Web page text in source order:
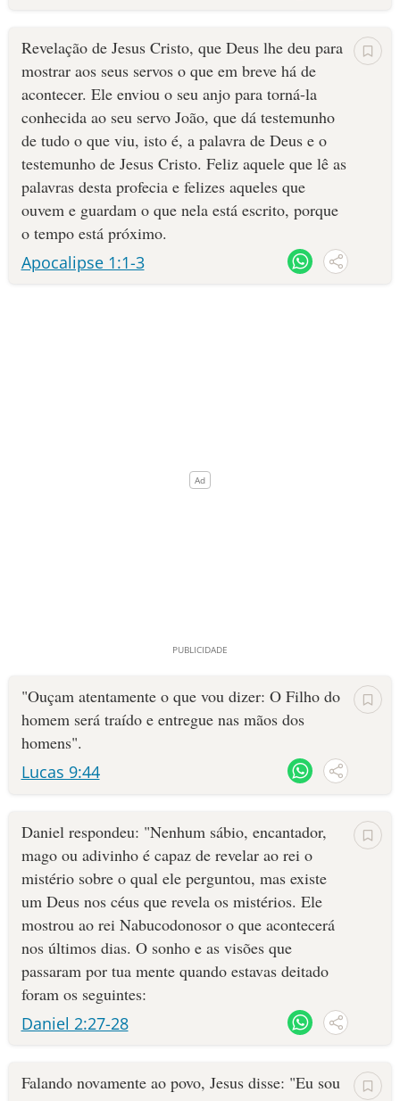
Revelação de Jesus Cristo, que Deus lhe deu para
mostrar aos seus servos o que em breve há de
acontecer. Ele enviou o seu anjo para torná-la
conhecida ao seu servo João, que dá testemunho
de tudo o que viu, isto é, a palavra de Deus e o
testemunho de Jesus Cristo. Feliz aquele que lê as
palavras desta profecia e felizes aqueles que
ouvem e guardam o que nela está escrito, porque
o tempo está próximo.
Apocalipse 1:1-3
"Ouçam atentamente o que vou dizer: O Filho do
homem será traído e entregue nas mãos dos
homens".
Lucas 9:44
Daniel respondeu: "Nenhum sábio, encan­tador,
mago ou adivinho é capaz de revelar ao rei o
mistério sobre o qual ele perguntou, mas existe
um Deus nos céus que revela os mistérios. Ele
mostrou ao rei Nabucodonosor o que acon­tecerá
nos últimos dias. O sonho e as visões que
passaram por tua mente quando estavas deitado
foram os seguintes:
Daniel 2:27-28
Falando novamente ao povo, Jesus disse: "Eu sou